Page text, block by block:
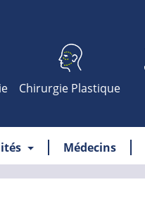
Chirurgie Plastique
Médecins